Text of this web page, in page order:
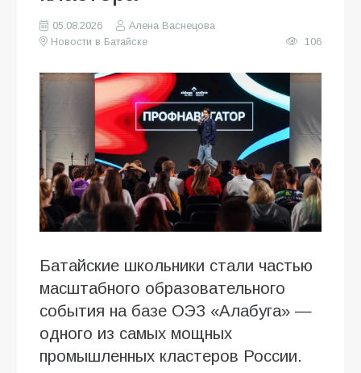
05.08.2026
Алена Васнецова
Новости в Батайске
106
Батайские школьники стали частью
масштабного образовательного
события на базе ОЭЗ «Алабуга» —
одного из самых мощных
промышленных кластеров России.